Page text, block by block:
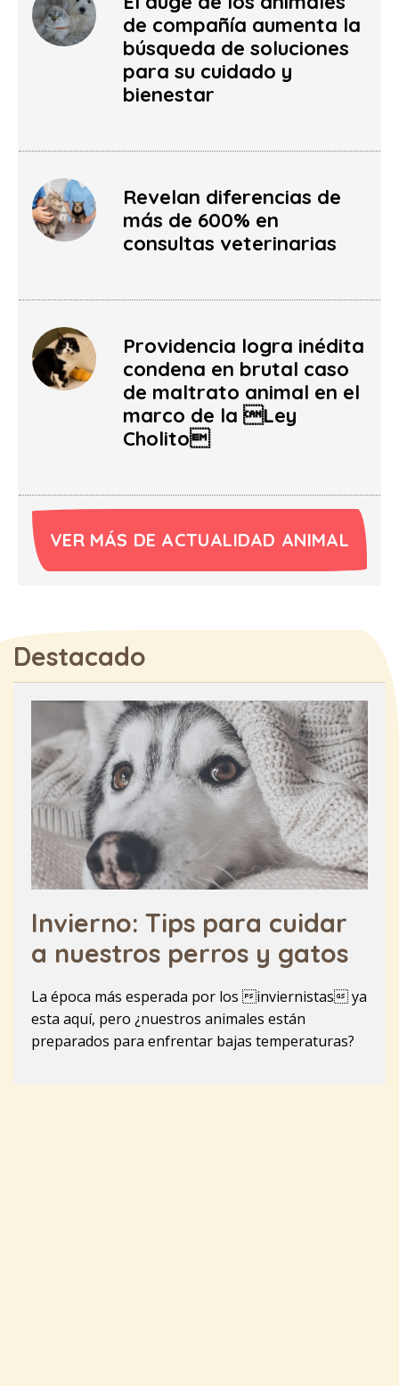
de compañía aumenta la
búsqueda de soluciones
para su cuidado y
bienestar
Revelan diferencias de
más de 600% en
consultas veterinarias
Providencia logra inédita
condena en brutal caso
de maltrato animal en el
marco de la Ley
Cholito
VER MÁS DE ACTUALIDAD ANIMAL
Destacado
Invierno: Tips para cuidar
a nuestros perros y gatos
La época más esperada por los inviernistas ya
esta aquí, pero ¿nuestros animales están
preparados para enfrentar bajas temperaturas?